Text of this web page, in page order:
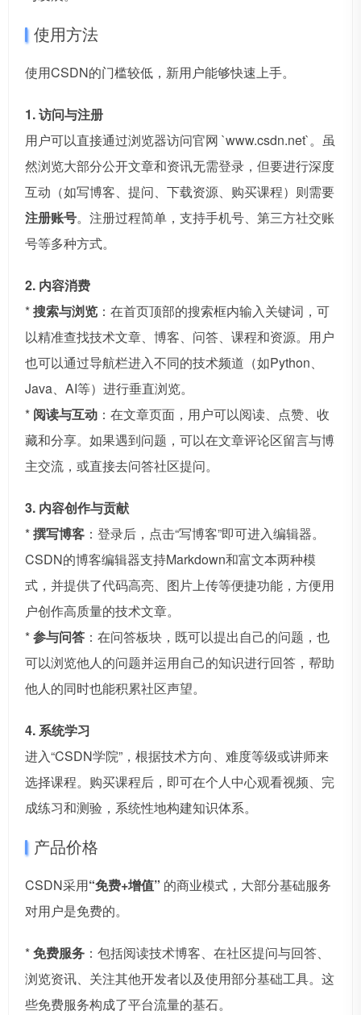
使用方法
使用CSDN的门槛较低，新用户能够快速上手。
1. 访问与注册
用户可以直接通过浏览器访问官网 `www.csdn.net`。虽
然浏览大部分公开文章和资讯无需登录，但要进行深度
互动（如写博客、提问、下载资源、购买课程）则需要
注册账号。注册过程简单，支持手机号、第三方社交账
号等多种方式。
2. 内容消费
*搜索与浏览 ：在首页顶部的搜索框内输入关键词，可
以精准查找技术文章、博客、问答、课程和资源。用户
也可以通过导航栏进入不同的技术频道（如Python、
Java、AI等）进行垂直浏览。
* 阅读与互动 ：在文章页面，用户可以阅读、点赞、收
藏和分享。如果遇到问题，可以在文章评论区留言与博
主交流，或直接去问答社区提问。
3. 内容创作与贡献
*撰写博客 ：登录后，点击“写博客”即可进入编辑器。
CSDN的博客编辑器支持Markdown和富文本两种模
式，并提供了代码高亮、图片上传等便捷功能，方便用
户创作高质量的技术文章。
*参与问答 ：在问答板块，既可以提出自己的问题，也
可以浏览他人的问题并运用自己的知识进行回答，帮助
他人的同时也能积累社区声望。
4. 系统学习
进入“CSDN学院”，根据技术方向、难度等级或讲师来
选择课程。购买课程后，即可在个人中心观看视频、完
成练习和测验，系统性地构建知识体系。
产品价格
CSDN采用“免费+增值” 的商业模式，大部分基础服务
对用户是免费的。
*免费服务 ：包括阅读技术博客、在社区提问与回答、
浏览资讯、关注其他开发者以及使用部分基础工具。这
些免费服务构成了平台流量的基石。